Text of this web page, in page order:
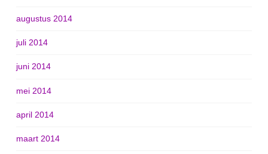
augustus 2014
juli 2014
juni 2014
mei 2014
april 2014
maart 2014